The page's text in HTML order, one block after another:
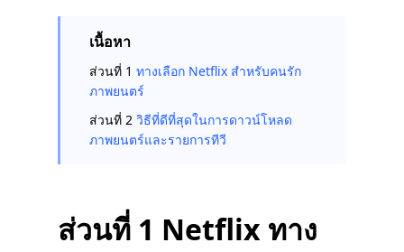
เนื้อหา
ส่วนที่ 1 ทางเลือก Netflix สำหรับคนรัก
ภาพยนตร์
ส่วนที่ 2 วิธีที่ดีที่สุดในการดาวน์โหลด
ภาพยนตร์และรายการทีวี
ส่วนที่ 1 Netflix ทาง